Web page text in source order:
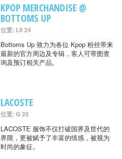
KPOP MERCHANDISE @
BOTTOMS UP
位置: L9 24
Bottoms Up 致力为各位 Kpop 粉丝带来
最新的官方周边及专辑，客人可带图查
询及预订相关产品。
LACOSTE
位置: G 20
LACOSTE 服饰不仅打破国界及世代的
界限，更被赋予了丰富的情感，被视为
时尚的象征。